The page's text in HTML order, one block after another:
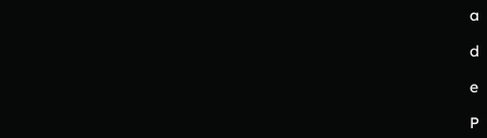
a
d
e
P